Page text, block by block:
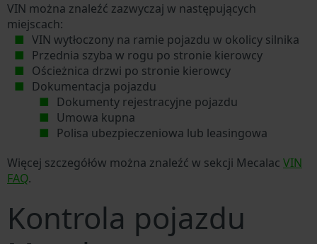
VIN można znaleźć zazwyczaj w następujących
miejscach:
VIN wytłoczony na ramie pojazdu w okolicy silnika
Przednia szyba w rogu po stronie kierowcy
Ościeżnica drzwi po stronie kierowcy
Dokumentacja pojazdu
Dokumenty rejestracyjne pojazdu
Umowa kupna
Polisa ubezpieczeniowa lub leasingowa
Więcej szczegółów można znaleźć w sekcji Mecalac VIN
FAQ.
Kontrola pojazdu